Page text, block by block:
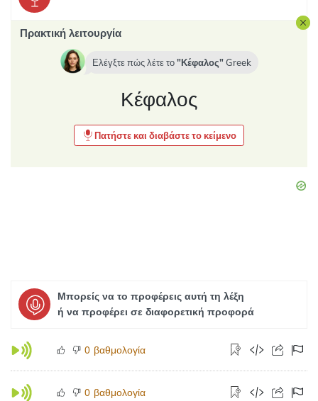
Πρακτική λειτουργία
Ελέγξτε πώς λέτε το Κέφαλος Greek
Κέφαλος
Πατήστε και διαβάστε το κείμενο
Μπορείς να το προφέρεις αυτή τη λέξη
ή να προφέρει σε διαφορετική προφορά
0 βαθμολογία
0 βαθμολογία